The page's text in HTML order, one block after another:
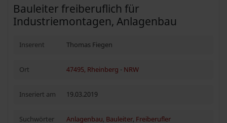
Bauleiter freiberuflich für
Industriemontagen, Anlagenbau
Inserent Thomas Fiegen
Ort 47495, Rheinberg - NRW
Inseriert am 19.03.2019
Suchwörter Anlagenbau, Bauleiter, Freiberufler